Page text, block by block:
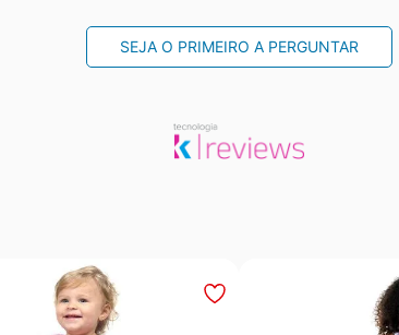
SEJA O PRIMEIRO A PERGUNTAR